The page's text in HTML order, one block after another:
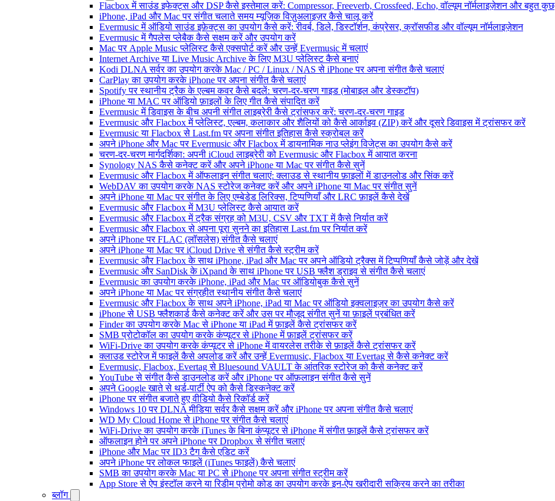
Flacbox में साउंड इफेक्ट्स और DSP कैसे इस्तेमाल करें: Compressor, Freeverb, Crossfeed, Echo, वॉल्यूम नॉर्मलाइज़ेशन और बहुत कुछ
iPhone, iPad और Mac पर संगीत चलाते समय म्यूज़िक विज़ुअलाइज़र कैसे चालू करें
Evermusic में ऑडियो साउंड इफ़ेक्ट्स का उपयोग कैसे करें: रीवर्ब, डिले, डिस्टॉर्शन, कंप्रेसर, क्रॉसफीड और वॉल्यूम नॉर्मलाइज़ेशन
Evermusic में गैपलेस प्लेबैक कैसे सक्षम करें और उपयोग करें
Mac पर Apple Music प्लेलिस्ट कैसे एक्सपोर्ट करें और उन्हें Evermusic में चलाएं
Internet Archive या Live Music Archive के लिए M3U प्लेलिस्ट कैसे बनाएं
Kodi DLNA सर्वर का उपयोग करके Mac / PC / Linux / NAS से iPhone पर अपना संगीत कैसे चलाएं
CarPlay का उपयोग करके iPhone पर अपना संगीत कैसे चलाएं
Spotify पर स्थानीय ट्रैक के एल्बम कवर कैसे बदलें: चरण-दर-चरण गाइड (मोबाइल और डेस्कटॉप)
iPhone या MAC पर ऑडियो फ़ाइलों के लिए गीत कैसे संपादित करें
Evermusic में डिवाइस के बीच अपनी संगीत लाइब्रेरी कैसे ट्रांसफर करें: चरण-दर-चरण गाइड
Evermusic और Flacbox में प्लेलिस्ट, एल्बम, कलाकार और शैलियों को कैसे आर्काइव (ZIP) करें और दूसरे डिवाइस में ट्रांसफर करें
Evermusic या Flacbox से Last.fm पर अपना संगीत इतिहास कैसे स्क्रोबल करें
अपने iPhone और Mac पर Evermusic और Flacbox में डायनामिक नाउ प्लेइंग विजेट्स का उपयोग कैसे करें
चरण-दर-चरण मार्गदर्शिका: अपनी iCloud लाइब्रेरी को Evermusic और Flacbox में आयात करना
Synology NAS कैसे कनेक्ट करें और अपने iPhone या Mac पर संगीत कैसे सुनें
Evermusic और Flacbox में ऑफलाइन संगीत चलाएं: क्लाउड से स्थानीय फ़ाइलों में डाउनलोड और सिंक करें
WebDAV का उपयोग करके NAS स्टोरेज कनेक्ट करें और अपने iPhone या Mac पर संगीत सुनें
अपने iPhone या Mac पर संगीत के लिए एम्बेडेड लिरिक्स, टिप्पणियाँ और LRC फ़ाइलें कैसे देखें
Evermusic और Flacbox में M3U प्लेलिस्ट कैसे आयात करें
Evermusic और Flacbox में ट्रैक संग्रह को M3U, CSV और TXT में कैसे निर्यात करें
Evermusic और Flacbox से अपना पूरा सुनने का इतिहास Last.fm पर निर्यात करें
अपने iPhone पर FLAC (लॉसलेस) संगीत कैसे चलाएं
अपने iPhone या Mac पर iCloud Drive से संगीत कैसे स्ट्रीम करें
Evermusic और Flacbox के साथ iPhone, iPad और Mac पर अपने ऑडियो ट्रैक्स में टिप्पणियाँ कैसे जोड़ें और देखें
Evermusic और SanDisk के iXpand के साथ iPhone पर USB फ्लैश ड्राइव से संगीत कैसे चलाएं
Evermusic का उपयोग करके iPhone, iPad और Mac पर ऑडियोबुक कैसे सुनें
अपने iPhone या Mac पर संग्रहीत स्थानीय संगीत कैसे चलाएं
Evermusic और Flacbox के साथ अपने iPhone, iPad या Mac पर ऑडियो इक्वलाइज़र का उपयोग कैसे करें
iPhone से USB फ्लैशकार्ड कैसे कनेक्ट करें और उस पर मौजूद संगीत सुनें या फ़ाइलें प्रबंधित करें
Finder का उपयोग करके Mac से iPhone या iPad में फ़ाइलें कैसे ट्रांसफर करें
SMB प्रोटोकॉल का उपयोग करके कंप्यूटर से iPhone में फ़ाइलें ट्रांसफर करें
WiFi-Drive का उपयोग करके कंप्यूटर से iPhone में वायरलेस तरीके से फ़ाइलें कैसे ट्रांसफर करें
क्लाउड स्टोरेज में फाइलें कैसे अपलोड करें और उन्हें Evermusic, Flacbox या Evertag से कैसे कनेक्ट करें
Evermusic, Flacbox, Evertag से Bluesound VAULT के आंतरिक स्टोरेज को कैसे कनेक्ट करें
YouTube से संगीत कैसे डाउनलोड करें और iPhone पर ऑफ़लाइन संगीत कैसे सुनें
अपने Google खाते से थर्ड-पार्टी ऐप को कैसे डिस्कनेक्ट करें
iPhone पर संगीत बजाते हुए वीडियो कैसे रिकॉर्ड करें
Windows 10 पर DLNA मीडिया सर्वर कैसे सक्षम करें और iPhone पर अपना संगीत कैसे चलाएं
WD My Cloud Home से iPhone पर संगीत कैसे चलाएं
WiFi-Drive का उपयोग करके iTunes के बिना कंप्यूटर से iPhone में संगीत फ़ाइलें कैसे ट्रांसफर करें
ऑफलाइन होने पर अपने iPhone पर Dropbox से संगीत चलाएं
iPhone और Mac पर ID3 टैग कैसे एडिट करें
अपने iPhone पर लोकल फाइलें (iTunes फाइलें) कैसे चलाएं
SMB का उपयोग करके Mac या PC से iPhone पर अपना संगीत स्ट्रीम करें
App Store से ऐप इंस्टॉल करने या रिडीम प्रोमो कोड का उपयोग करके इन-ऐप खरीदारी सक्रिय करने का तरीका
ब्लॉग